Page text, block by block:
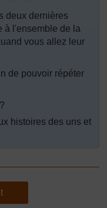
deux dernières
à l'ensemble de la
vous allez leur
de pouvoir répéter
histoires des uns et